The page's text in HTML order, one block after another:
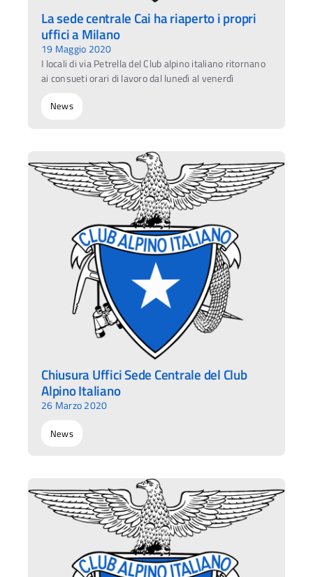
La sede centrale Cai ha riaperto i propri
uffici a Milano
19 Maggio 2020
I locali di via Petrella del Club alpino italiano ritornano
ai consueti orari di lavoro dal lunedì al venerdì
News
Chiusura Uffici Sede Centrale del Club
Alpino Italiano
26 Marzo 2020
News